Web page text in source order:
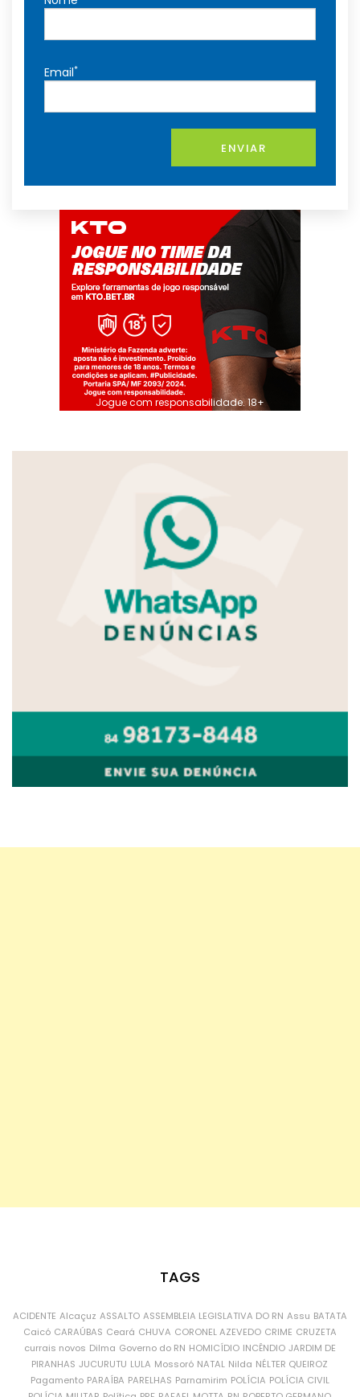
Email*
ENVIAR
Jogue com responsabilidade. 18+
TAGS
ACIDENTE Alcaçuz ASSALTO ASSEMBLEIA LEGISLATIVA DO RN Assu BATATA
Caicó CARAÚBAS Ceará CHUVA CORONEL AZEVEDO CRIME CRUZETA
currais novos Dilma Governo do RN HOMICÍDIO INCÊNDIO JARDIM DE
PIRANHAS JUCURUTU LULA Mossoró NATAL Nilda NÉLTER QUEIROZ
Pagamento PARAÍBA PARELHAS Parnamirim POLÍCIA POLÍCIA CIVIL